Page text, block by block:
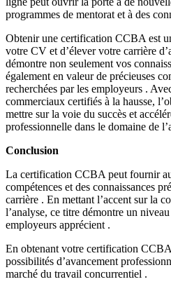
programmes de mentorat et à des
Obtenir une certification CCBA est
votre CV et d’élever votre carrière
démontre non seulement vos
également en valeur de précieuses
recherchées par les employeurs .
commerciaux certifiés à la hausse,
mettre sur la voie du succès et
professionnelle dans le domaine de
Conclusion
La certification CCBA peut fournir
compétences et des connaissances
carrière . En mettant l’accent sur la
l’analyse, ce titre démontre un
employeurs apprécient .
En obtenant votre certification
possibilités d’avancement
marché du travail concurrentiel .